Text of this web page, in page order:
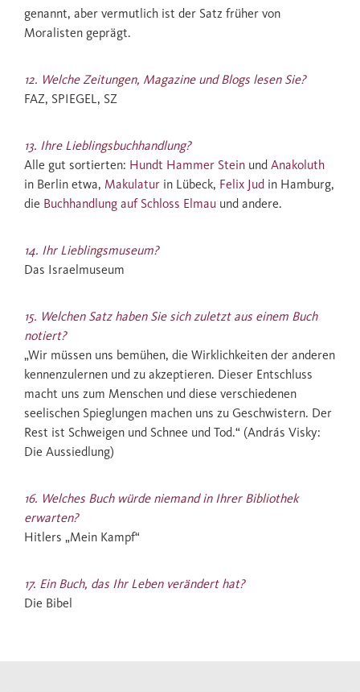
genannt, aber vermutlich ist der Satz früher von
Moralisten geprägt.
12. Welche Zeitungen, Magazine und Blogs lesen Sie?
FAZ, SPIEGEL, SZ
13. Ihre Lieblingsbuchhandlung?
Alle gut sortierten: Hundt Hammer Stein und Anakoluth
in Berlin etwa, Makulatur in Lübeck, Felix Jud in Hamburg,
die Buchhandlung auf Schloss Elmau und andere.
14. Ihr Lieblingsmuseum?
Das Israelmuseum
15. Welchen Satz haben Sie sich zuletzt aus einem Buch
notiert?
„Wir müssen uns bemühen, die Wirklichkeiten der anderen
kennenzulernen und zu akzeptieren. Dieser Entschluss
macht uns zum Menschen und diese verschiedenen
seelischen Spieglungen machen uns zu Geschwistern. Der
Rest ist Schweigen und Schnee und Tod.“ (András Visky:
Die Aussiedlung)
16. Welches Buch würde niemand in Ihrer Bibliothek
erwarten?
Hitlers „Mein Kampf“
17. Ein Buch, das Ihr Leben verändert hat?
Die Bibel